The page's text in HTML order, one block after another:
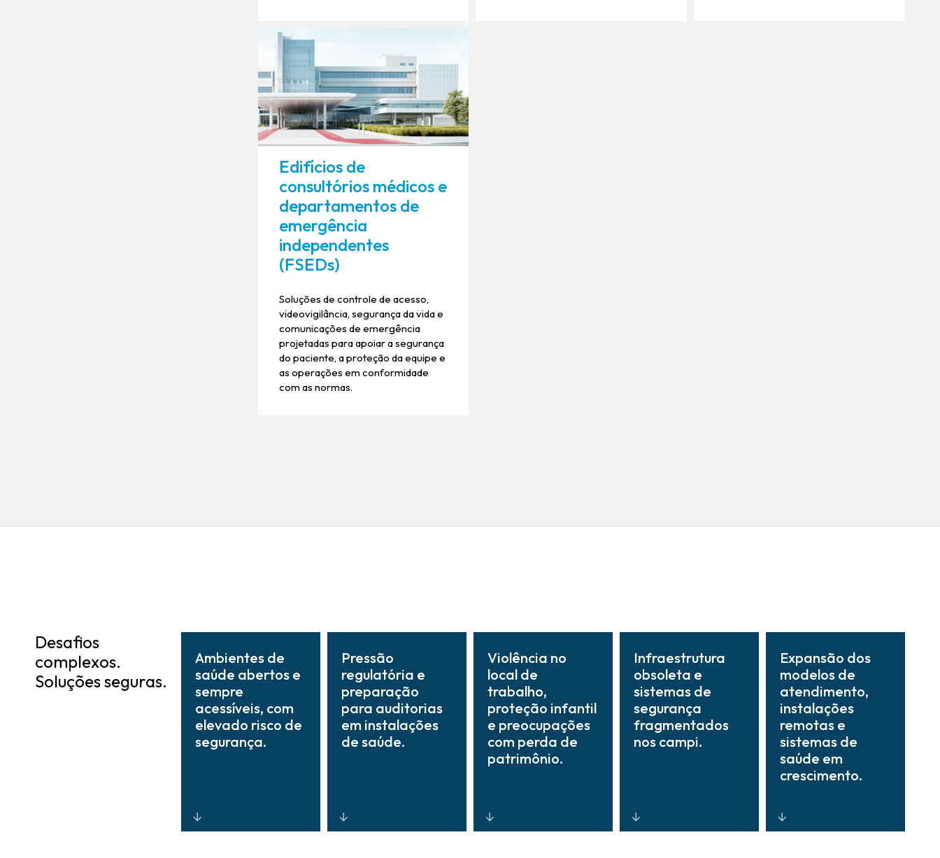
Edifícios de
consultórios médicos e
departamentos de
emergência
independentes
(FSEDs)
Soluções de controle de acesso,
videovigilância, segurança da vida e
comunicações de emergência
projetadas para apoiar a segurança
do paciente, a proteção da equipe e
as operações em conformidade
com as normas.
Desafios
complexos.
Soluções seguras.
Ambientes de
saúde abertos e
sempre
acessíveis, com
elevado risco de
segurança.
Pressão
regulatória e
preparação
para auditorias
em instalações
de saúde.
Violência no
local de
trabalho,
proteção infantil
e preocupações
com perda de
patrimônio.
Infraestrutura
obsoleta e
sistemas de
segurança
fragmentados
nos campi.
Expansão dos
modelos de
atendimento,
instalações
remotas e
sistemas de
saúde em
crescimento.